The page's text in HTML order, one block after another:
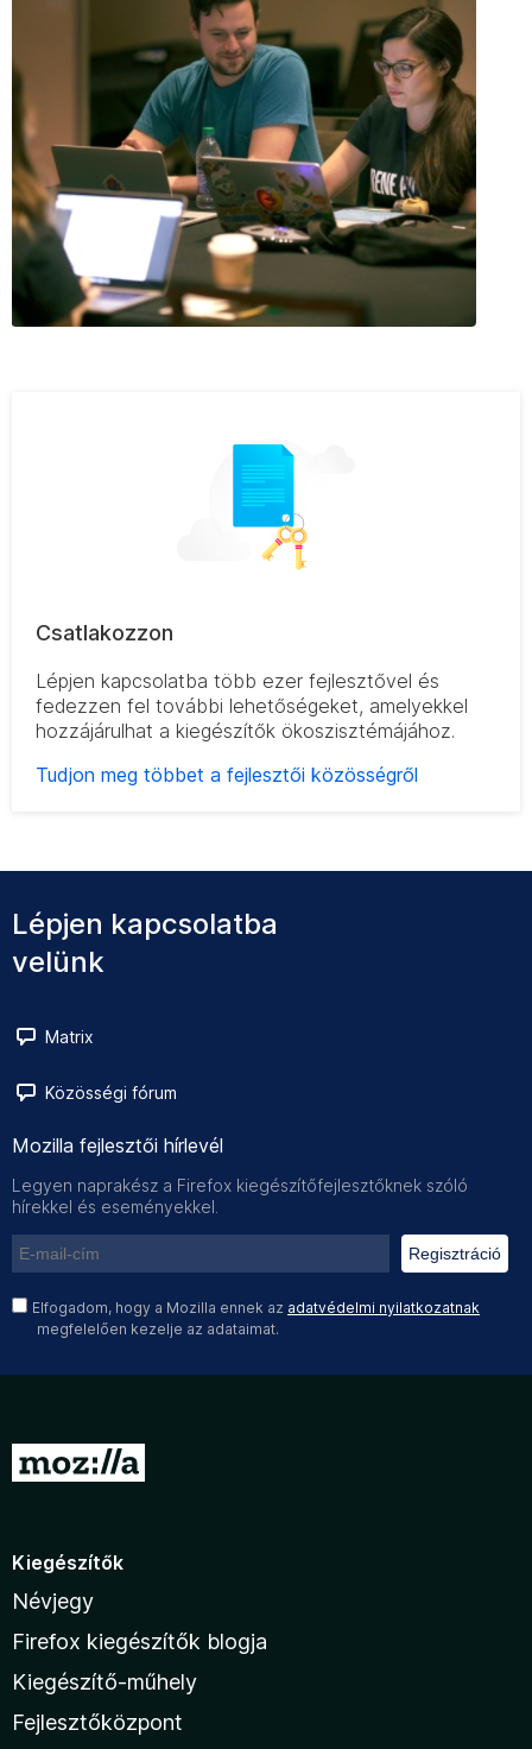
Csatlakozzon
Lépjen kapcsolatba több ezer fejlesztővel és
fedezzen fel további lehetőségeket, amelyekkel
hozzájárulhat a kiegészítők ökoszisztémájához.
Tudjon meg többet a fejlesztői közösségről
Lépjen kapcsolatba
velünk
Matrix
Közösségi fórum
Mozilla fejlesztői hírlevél
Legyen naprakész a Firefox kiegészítőfejlesztőknek szóló
hírekkel és eseményekkel.
Elfogadom, hogy a Mozilla ennek az adatvédelmi nyilatkozatnak
megfelelően kezelje az adataimat.
Regisztráció
Kiegészítők
Névjegy
Firefox kiegészítők blogja
Kiegészítő-műhely
Fejlesztőközpont